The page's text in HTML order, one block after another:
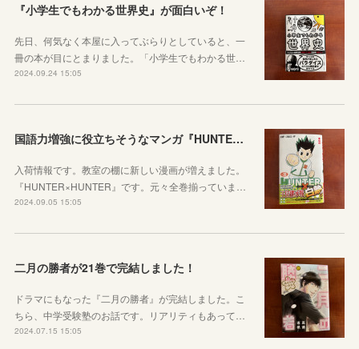
『小学生でもわかる世界史』が面白いぞ！
先日、何気なく本屋に入ってぶらりとしていると、一
冊の本が目にとまりました。「小学生でもわかる世…
2024.09.24 15:05
国語力増強に役立ちそうなマンガ『HUNTER×HUNTER』
入荷情報です。教室の棚に新しい漫画が増えました。
『HUNTER×HUNTER』です。元々全巻揃っていま…
2024.09.05 15:05
二月の勝者が21巻で完結しました！
ドラマにもなった『二月の勝者』が完結しました。こ
ちら、中学受験塾のお話です。リアリティもあって…
2024.07.15 15:05